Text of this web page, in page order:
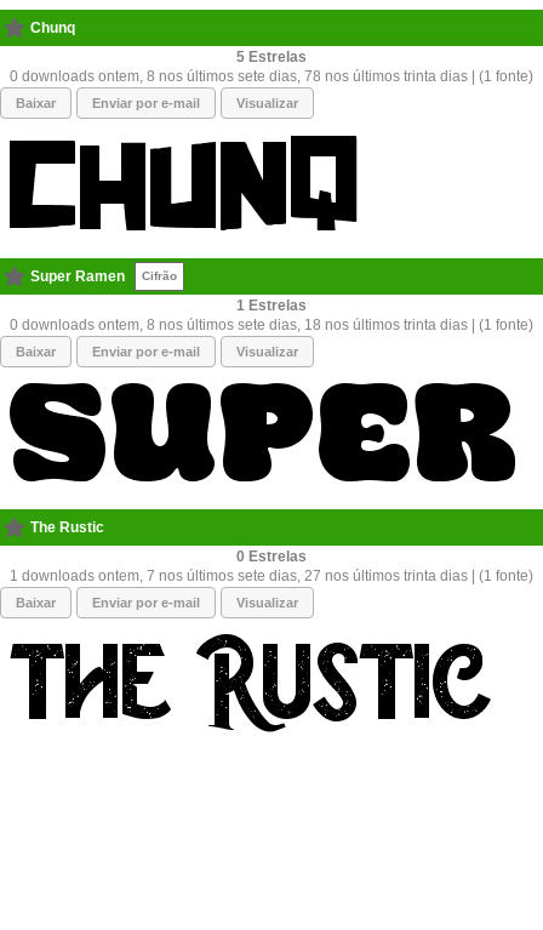
Chunq
5
0 downloads ontem, 8 nos últimos sete dias, 78 nos últimos trinta dias | (1 fonte)
Baixar Enviar por e-mail Visualizar
Super Ramen Cifrão
1
0 downloads ontem, 8 nos últimos sete dias, 18 nos últimos trinta dias | (1 fonte)
Baixar Enviar por e-mail Visualizar
The Rustic
0
1 downloads ontem, 7 nos últimos sete dias, 27 nos últimos trinta dias | (1 fonte)
Baixar Enviar por e-mail Visualizar